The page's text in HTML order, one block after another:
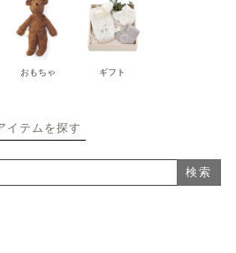
おもちゃ ギフト
イテムを探す
検索